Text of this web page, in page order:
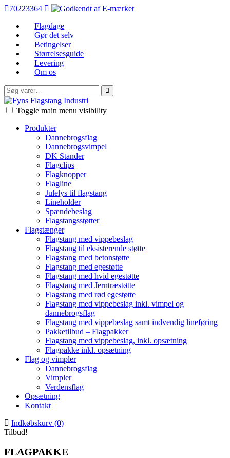
70223364
Flagdage
Gør det selv
Betingelser
Størrelsesguide
Levering
Om os
Søg
efter:
FFI
Toggle main menu visibility
Produkter
Dannebrogsflag
Dannebrogsvimpel
DK Stander
Flagclips
Flagknopper
Flagline
Julelys til flagstang
Lineholder
Spændebeslag
Flagstangsstøtter
Flagstænger
Flagstang med vippebeslag
Flagstang til eksisterende støtte
Flagstang med betonstøtte
Flagstang med egestøtte
Flagstang med hvid egestøtte
Flagstang med Jerntræstøtte
Flagstang med rød egestøtte
Flagstang med vippebeslag inkl. vimpel og
dannebrogsflag
Flagstang med vippebeslag samt indvendig lineføring
Pakketilbud – Flagpakker
Flagstang med vippebeslag, inkl. opsætning
Flagpakke inkl. opsætning
Flag og vimpler
Dannebrogsflag
Vimpler
Verdensflag
Opsætning
Kontakt
Indkøbskurv (0)
Tilbud!
FLAGPAKKE